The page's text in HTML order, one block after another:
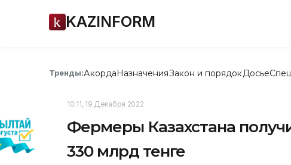
KAZINFORM
Тренды:АкордаНазначенияЗакон и порядок Досье
10:11, 19 Декабря 2022
Фермеры Казахстана
330 млрд тенге